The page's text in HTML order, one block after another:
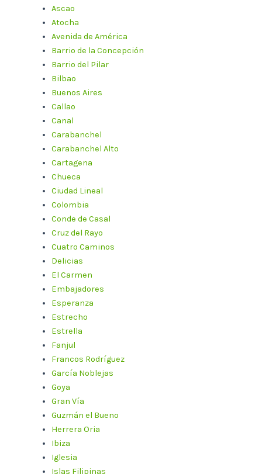
Ascao
Atocha
Avenida de América
Barrio de la Concepción
Barrio del Pilar
Bilbao
Buenos Aires
Callao
Canal
Carabanchel
Carabanchel Alto
Cartagena
Chueca
Ciudad Lineal
Colombia
Conde de Casal
Cruz del Rayo
Cuatro Caminos
Delicias
El Carmen
Embajadores
Esperanza
Estrecho
Estrella
Fanjul
Francos Rodríguez
García Noblejas
Goya
Gran Vía
Guzmán el Bueno
Herrera Oria
Ibiza
Iglesia
Islas Filipinas